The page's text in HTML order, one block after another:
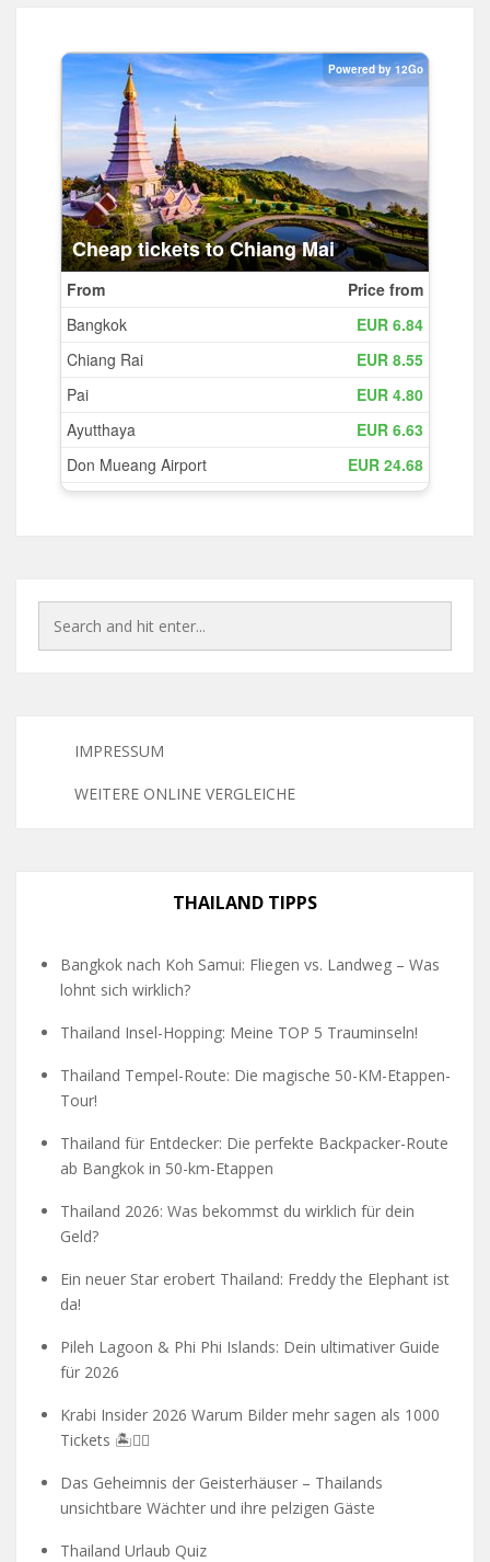
IMPRESSUM
WEITERE ONLINE VERGLEICHE
THAILAND TIPPS
Bangkok nach Koh Samui: Fliegen vs. Landweg – Was
lohnt sich wirklich?
Thailand Insel-Hopping: Meine TOP 5 Trauminseln!
Thailand Tempel-Route: Die magische 50-KM-Etappen-
Tour!
Thailand für Entdecker: Die perfekte Backpacker-Route
ab Bangkok in 50-km-Etappen
Thailand 2026: Was bekommst du wirklich für dein
Geld?
Ein neuer Star erobert Thailand: Freddy the Elephant ist
da!
Pileh Lagoon & Phi Phi Islands: Dein ultimativer Guide
für 2026
Krabi Insider 2026 Warum Bilder mehr sagen als 1000
Tickets 🏝️🧗‍♂️
Das Geheimnis der Geisterhäuser – Thailands
unsichtbare Wächter und ihre pelzigen Gäste
Thailand Urlaub Quiz